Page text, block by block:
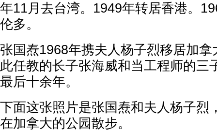
年11月去台湾。1949年转居香港。
伦多。
张国焘1968年携夫人杨子烈移居加
此任教的长子张海威和当工程师的三
最后十余年。
下面这张照片是张国焘和夫人杨子烈
在加拿大的公园散步。